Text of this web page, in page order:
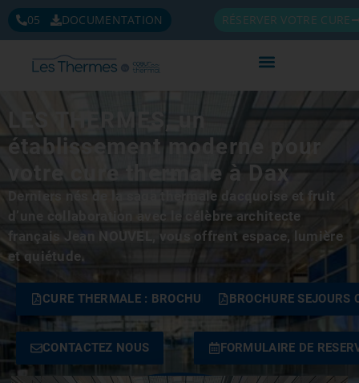
05 58 58 71 11
DOCUMENTATION RÉSERVER VOTRE CURE
LES THERMES, un
établissement moderne pour
votre cure thermale à Dax
Derniers nés de la saga thermale dacquoise et fruit
d’une collaboration avec le célèbre architecte
français Jean NOUVEL, vous offrent espace, lumière
et quiétude.
CURE THERMALE : BROCHURES ET TARIFSBROCHURE SEJOURS
CONTACTEZ NOUS FORMULAIRE DE